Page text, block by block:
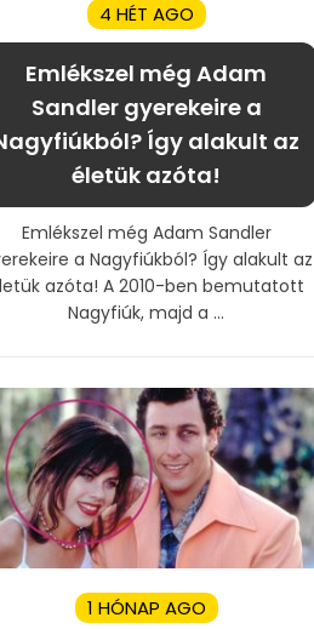
4 HÉT AGO
Emlékszel még Adam
Sandler gyerekeire a
Így alakult az
életük azóta!
Emlékszel még Adam Sandler
a Nagyfiúkból? Így alakult az
azóta! A 2010-ben bemutatott
Nagyfiúk, majd a ...
1 HÓNAP AGO